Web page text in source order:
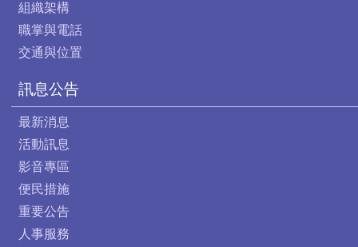
組織架構
職掌與電話
交通與位置
訊息公告
最新消息
活動訊息
影音專區
便民措施
重要公告
人事服務